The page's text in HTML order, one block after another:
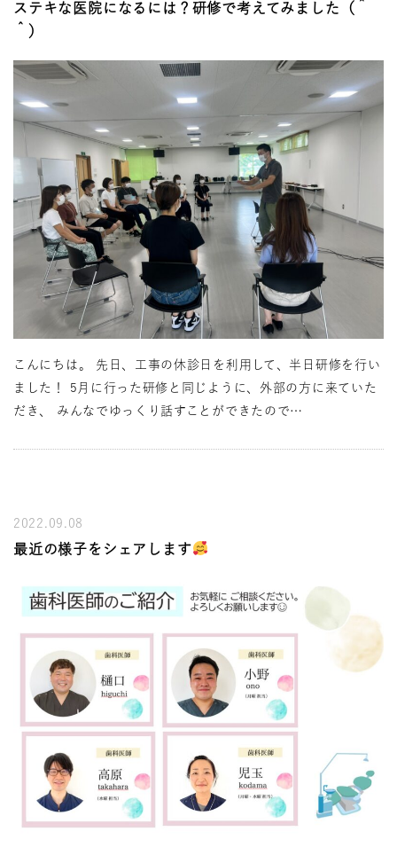
ステキな医院になるには？研修で考えてみました（＾
＾）
こんにちは。 先日、工事の休診日を利用して、半日研修を行い
ました！ 5月に行った研修と同じように、外部の方に来ていた
だき、 みんなでゆっくり話すことができたので…
2022.09.08
最近の様子をシェアします